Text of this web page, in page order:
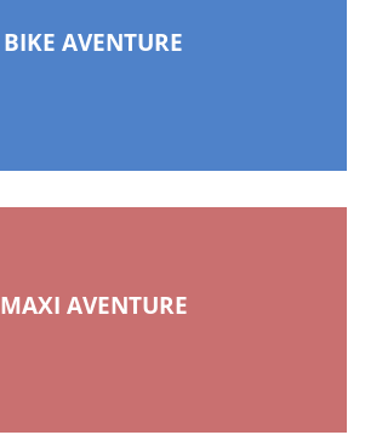
BIKE AVENTURE
MAXI AVENTURE